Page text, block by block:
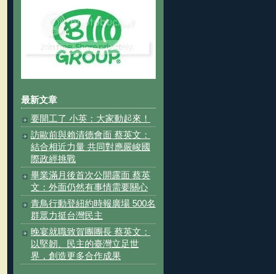
最新文章
要開工了 小英：大家動起來！
訪歐前與賴清德會面 蔡英文：
結合相近力量 共同對應嚴峻國
際政經挑戰
畢業滿月後首次公開露面 蔡英
文：外面仍然有事情需要關心
青鳥行動登紐約時報廣場 500名
群眾力挺台灣民主
晚宴就職致賀團團長 蔡英文：
以堅韌、民主的臺灣立足世
界，創造更多合作成果